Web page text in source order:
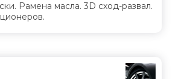
Pамена масла. 3D сход-развал.